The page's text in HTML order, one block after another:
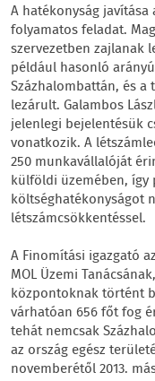
A hatékonyság
folyamatos feladat.
szervezetben zajlanak
például hasonló
Százhalombattán, és
lezárult. Galambos
jelenlegi bejelentésük
vonatkozik. A
250 munkavállalóját
külföldi üzemében,
költséghatékonyságot
létszámcsökkentéssel.
A Finomítási igazgató
MOL Üzemi
központoknak történt
várhatóan 656 főt fog
tehát nemcsak
az ország egész
novemberétől 2013.